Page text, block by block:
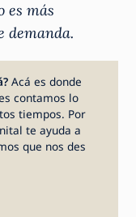
es más
demanda.
Acá es donde
contamos lo
tiempos. Por
te ayuda a
que nos des